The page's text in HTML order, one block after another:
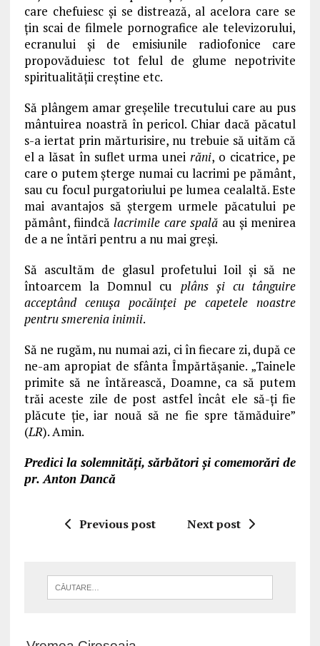
care chefuiesc şi se distrează, al acelora care se
ţin scai de filmele pornografice ale televizorului,
ecranului şi de emisiunile radiofonice care
propovăduiesc tot felul de glume nepotrivite
spiritualităţii creştine etc.
Să plângem amar greşelile trecutului care au pus
mântuirea noastră în pericol. Chiar dacă păcatul
s-a iertat prin mărturisire, nu trebuie să uităm că
el a lăsat în suflet urma uneirăni, o cicatrice, pe
care o putem şterge numai cu lacrimi pe pământ,
sau cu focul purgatoriului pe lumea cealaltă. Este
mai avantajos să ştergem urmele păcatului pe
pământ, fiindcălacrimile care spală au şi menirea
de a ne întări pentru a nu mai greşi.
Să ascultăm de glasul profetului Ioil şi să ne
întoarcem la Domnul cu plâns şi cu tânguire
acceptând cenuşa pocăinţei pe capetele noastre
pentru smerenia inimii.
Să ne rugăm, nu numai azi, ci în fiecare zi, după ce
ne-am apropiat de sfânta Împărtăşanie. „Tainele
primite să ne întărească, Doamne, ca să putem
trăi aceste zile de post astfel încât ele să-ţi fie
plăcute ţie, iar nouă să ne fie spre tămăduire”
(LR). Amin.
Predici la solemnităţi, sărbători şi comemorări de
pr. Anton Dancă
Previous post Next post